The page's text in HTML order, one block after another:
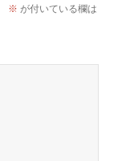
※ が付いている欄は